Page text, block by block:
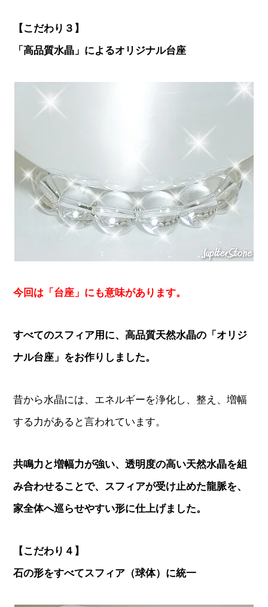
【こだわり３】
「高品質水晶」によるオリジナル台座
今回は「台座」にも意味があります。
すべてのスフィア用に、高品質天然水晶の「オリジ
ナル台座」をお作りしました。
昔から水晶には、エネルギーを浄化し、整え、増幅
する力があると言われています。
共鳴力と増幅力が強い、透明度の高い天然水晶を組
み合わせることで、スフィアが受け止めた龍脈を、
家全体へ巡らせやすい形に仕上げました。
【こだわり４】
石の形をすべてスフィア（球体）に統一